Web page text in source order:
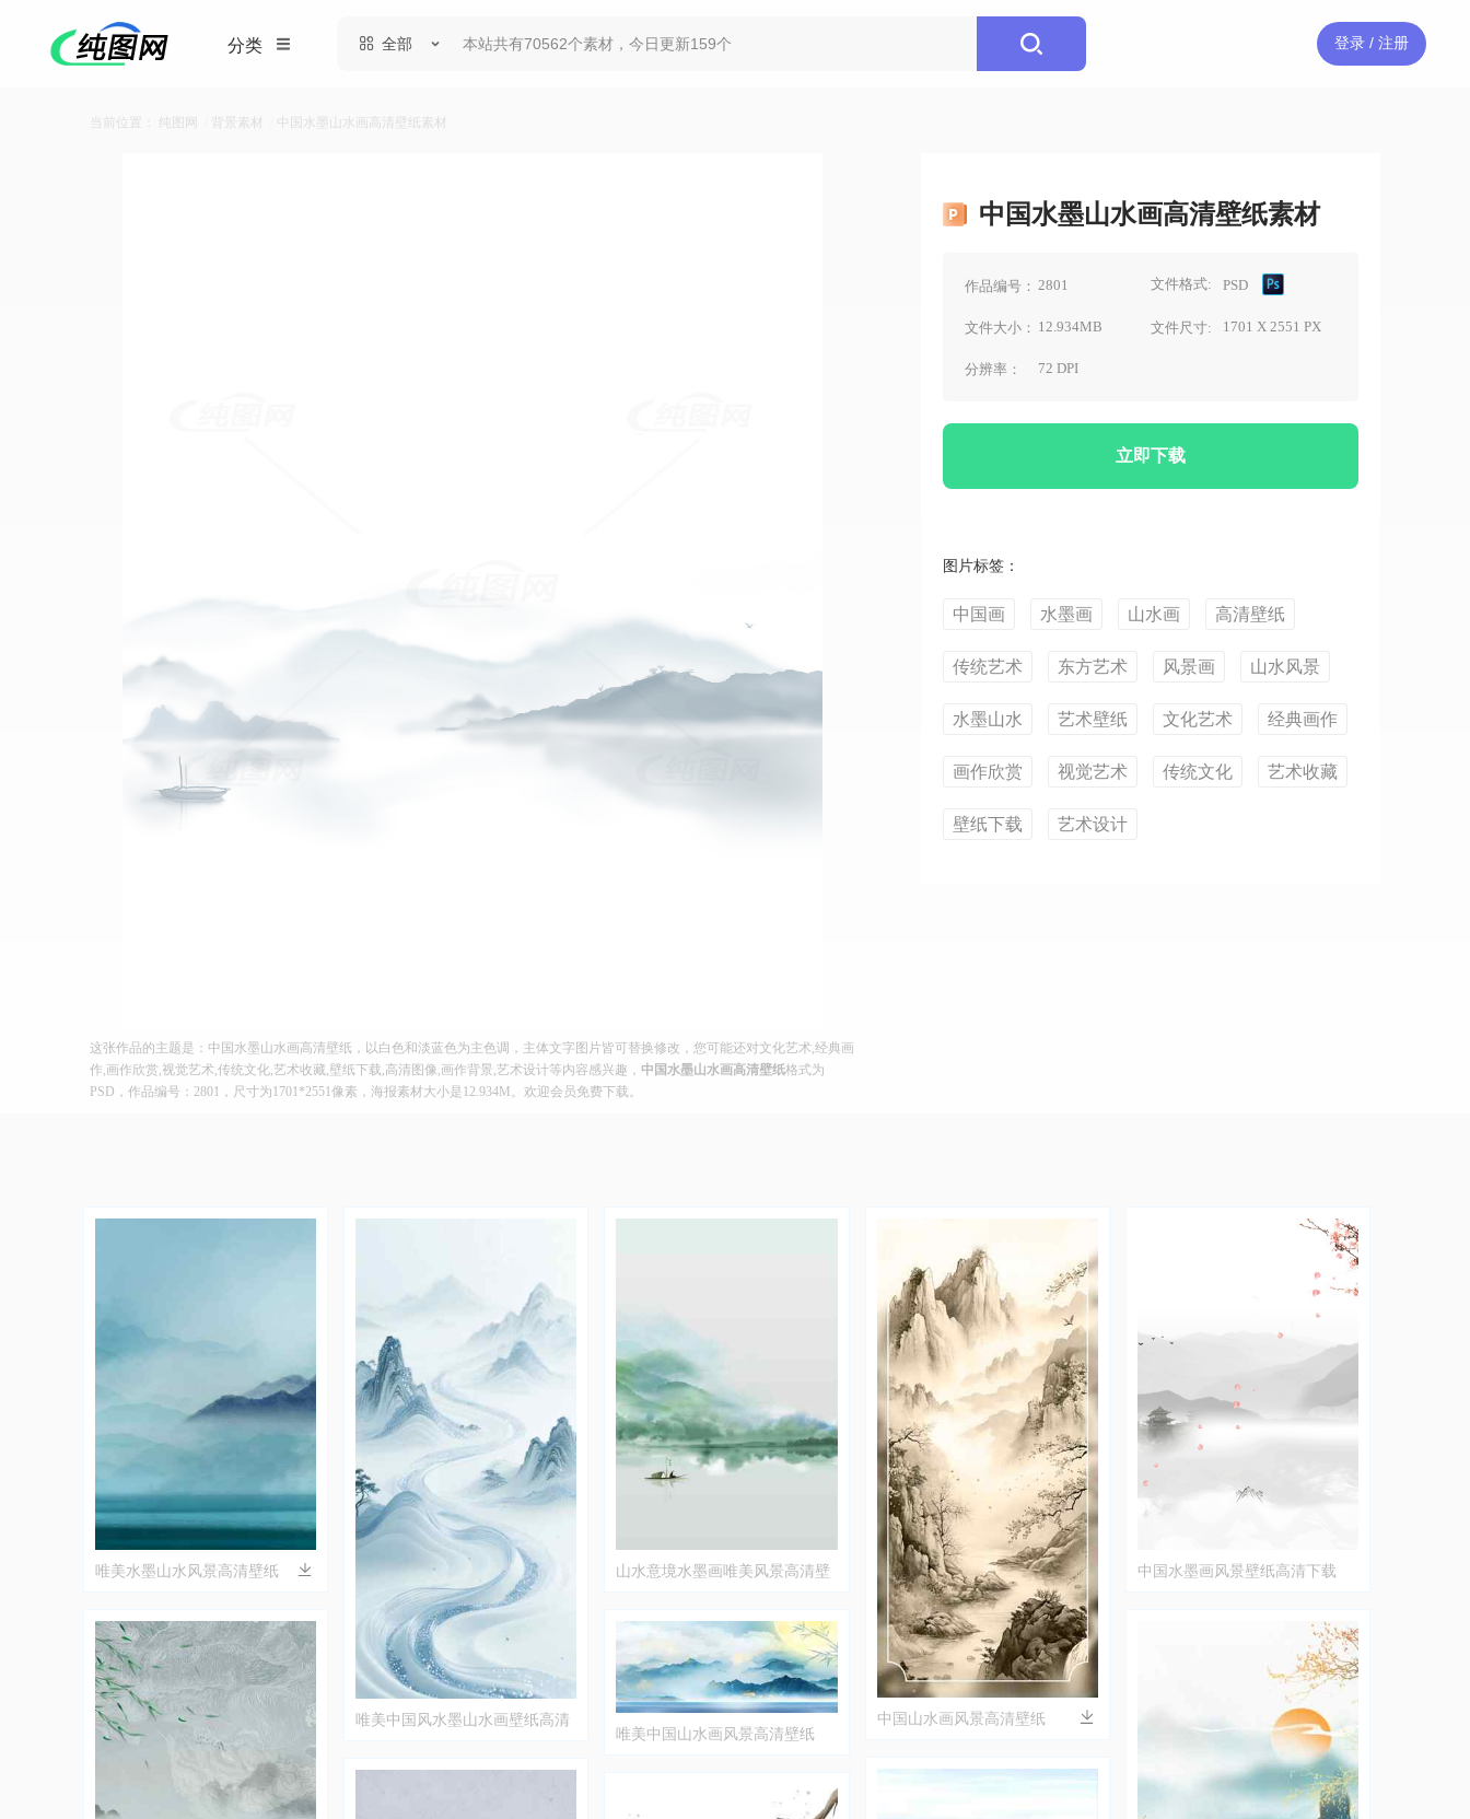
分类 全部 登录 / 注册
当前位置： 纯图网 背景素材 中国水墨山水画高清壁纸素材
中国水墨山水画高清壁纸素材
作品编号： 2801 文件格式: PSD
文件大小： 12.934MB 文件尺寸: 1701 X 2551 PX
分辨率： 72 DPI
立即下载
图片标签：
中国画 水墨画 山水画 高清壁纸
传统艺术 东方艺术 风景画 山水风景
水墨山水 艺术壁纸 文化艺术 经典画作
画作欣赏 视觉艺术 传统文化 艺术收藏
壁纸下载 艺术设计
这张作品的主题是：中国水墨山水画高清壁纸，以白色和淡蓝色为主色调，主体文字图片皆可替换修改，您可能还对文化艺术,经典画
作,画作欣赏,视觉艺术,传统文化,艺术收藏,壁纸下载,高清图像,画作背景,艺术设计等内容感兴趣， 中国水墨山水画高清壁纸格式为
PSD，作品编号：2801，尺寸为1701*2551像素，海报素材大小是12.934M。欢迎会员免费下载。
唯美水墨山水风景高清壁纸
唯美中国风水墨山水画壁纸高清
山水意境水墨画唯美风景高清壁
唯美中国山水画风景高清壁纸
中国山水画风景高清壁纸
中国水墨画风景壁纸高清下载